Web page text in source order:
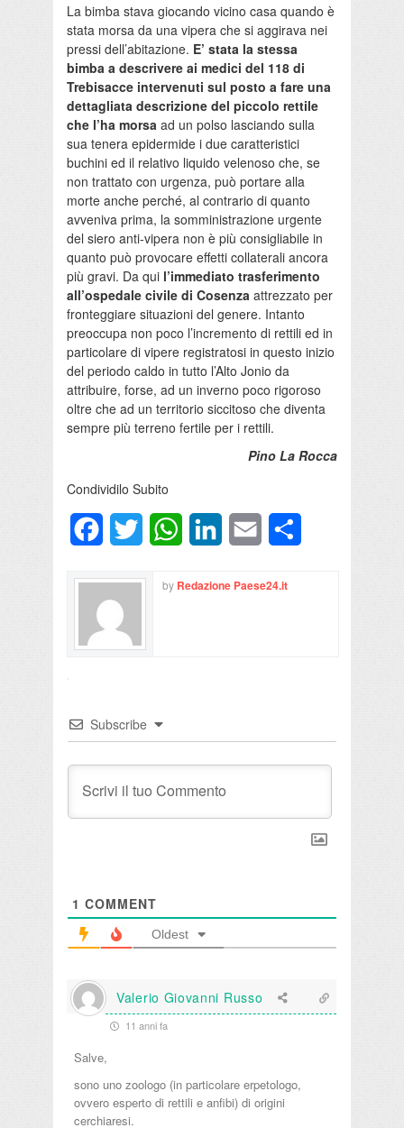
La bimba stava giocando vicino casa quando è
stata morsa da una vipera che si aggirava nei
pressi dell’abitazione. E’ stata la stessa
bimba a descrivere ai medici del 118 di
Trebisacce intervenuti sul posto a fare una
dettagliata descrizione del piccolo rettile
che l’ha morsa ad un polso lasciando sulla
sua tenera epidermide i due caratteristici
buchini ed il relativo liquido velenoso che, se
non trattato con urgenza, può portare alla
morte anche perché, al contrario di quanto
avveniva prima, la somministrazione urgente
del siero anti-vipera non è più consigliabile in
quanto può provocare effetti collaterali ancora
più gravi. Da qui l’immediato trasferimento
all’ospedale civile di Cosenza attrezzato per
fronteggiare situazioni del genere. Intanto
preoccupa non poco l’incremento di rettili ed in
particolare di vipere registratosi in questo inizio
del periodo caldo in tutto l’Alto Jonio da
attribuire, forse, ad un inverno poco rigoroso
oltre che ad un territorio siccitoso che diventa
sempre più terreno fertile per i rettili.
Pino La Rocca
Condividilo Subito
FacebookTwitter WhatsAppLinkedInEmail
by Redazione Paese24.it
Subscribe
1 COMMENT
Oldest
Valerio Giovanni Russo
11 anni fa
Salve,
sono uno zoologo (in particolare erpetologo,
ovvero esperto di rettili e anfibi) di origini
cerchiaresi.